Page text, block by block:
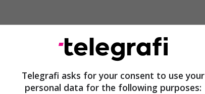
Telegrafi asks for your consent to use your
personal data for the following purposes: